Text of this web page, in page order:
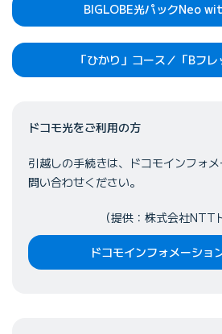
BIGLOBE光パックNeo
「ひかり」コース／「Bフ
ドコモ光をご利用の方
引越しの手続きは、ドコモインフォ
問い合わせください。
（提供：株式会社NTT
ドコモインフォメーショ